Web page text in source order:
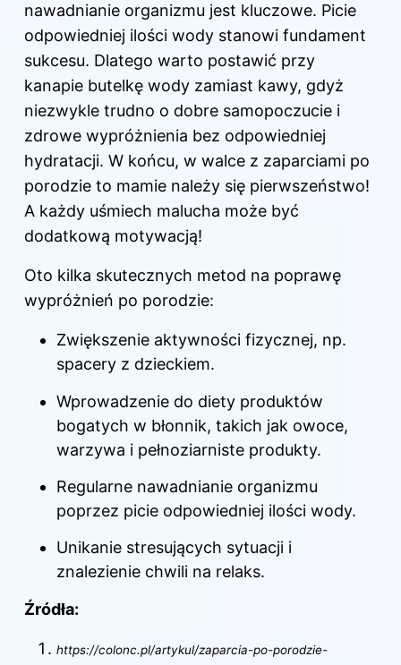
nawadnianie organizmu jest kluczowe. Picie
odpowiedniej ilości wody stanowi fundament
sukcesu. Dlatego warto postawić przy
kanapie butelkę wody zamiast kawy, gdyż
niezwykle trudno o dobre samopoczucie i
zdrowe wypróżnienia bez odpowiedniej
hydratacji. W końcu, w walce z zaparciami po
porodzie to mamie należy się pierwszeństwo!
A każdy uśmiech malucha może być
dodatkową motywacją!
Oto kilka skutecznych metod na poprawę
wypróżnień po porodzie:
Zwiększenie aktywności fizycznej, np.
spacery z dzieckiem.
Wprowadzenie do diety produktów
bogatych w błonnik, takich jak owoce,
warzywa i pełnoziarniste produkty.
Regularne nawadnianie organizmu
poprzez picie odpowiedniej ilości wody.
Unikanie stresujących sytuacji i
znalezienie chwili na relaks.
Źródła:
https://colonc.pl/artykul/zaparcia-po-porodzie-